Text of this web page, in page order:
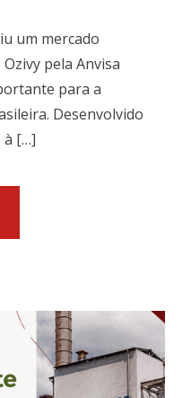
um mercado
pela Anvisa
para a
Desenvolvido
à […]